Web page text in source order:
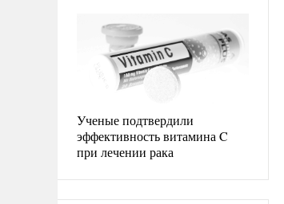
Ученые подтвердили
эффективность витамина C
при лечении рака